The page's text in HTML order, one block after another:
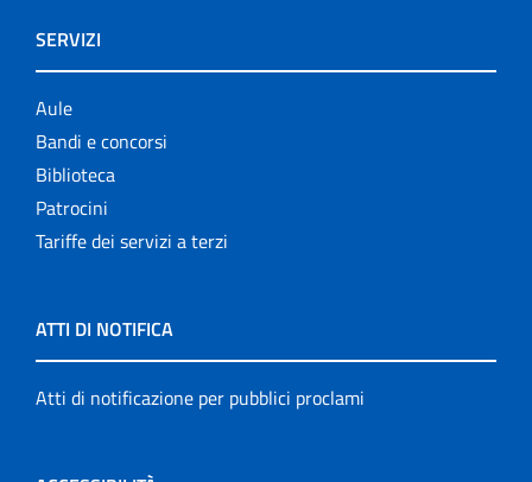
SERVIZI
Aule
Bandi e concorsi
Biblioteca
Patrocini
Tariffe dei servizi a terzi
ATTI DI NOTIFICA
Atti di notificazione per pubblici proclami